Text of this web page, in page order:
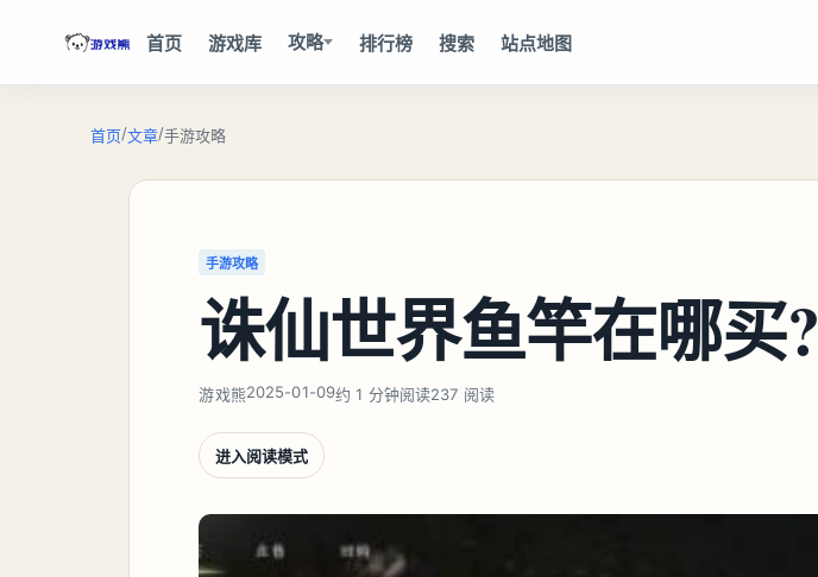
首页 游戏库 攻略 排行榜 搜索 站点地图
首页/文章/手游攻略
手游攻略
诛仙世界鱼竿在哪买?
游戏熊2025-01-09约 1 分钟阅读237 阅读
进入阅读模式